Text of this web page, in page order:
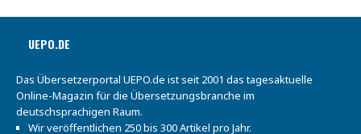
UEPO.DE
Das Übersetzerportal UEPO.de ist seit 2001 das tagesaktuelle
Online-Magazin für die Übersetzungsbranche im
deutschsprachigen Raum.
Wir veröffentlichen 250 bis 300 Artikel pro Jahr.